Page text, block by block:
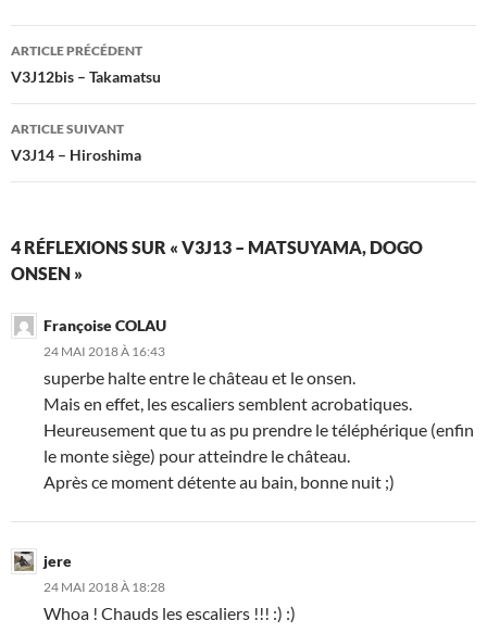
Navigation
des
articles
ARTICLE PRÉCÉDENT
V3J12bis – Takamatsu
ARTICLE SUIVANT
V3J14 – Hiroshima
4 RÉFLEXIONS SUR « V3J13 – MATSUYAMA, DOGO
ONSEN »
Françoise COLAU
24 MAI 2018 À 16:43
superbe halte entre le château et le onsen.
Mais en effet, les escaliers semblent acrobatiques.
Heureusement que tu as pu prendre le téléphérique (enfin
le monte siège) pour atteindre le château.
Après ce moment détente au bain, bonne nuit ;)
jere
24 MAI 2018 À 18:28
Whoa ! Chauds les escaliers !!! :) :)